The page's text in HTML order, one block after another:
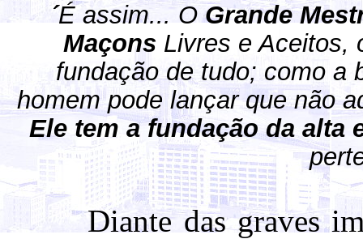
´É assim... OGrande
Maçons Livres e Aceitos,
fundação de tudo; como a
homem pode lançar que não
Ele tem a fundação da alta
Diante das graves